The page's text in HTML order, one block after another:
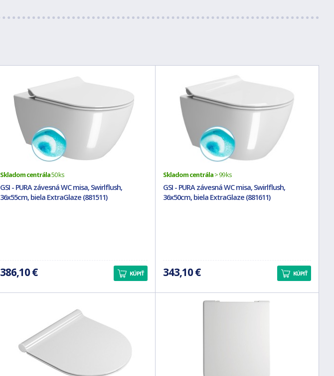
Skladom centrála50 ks
GSI - PURA závesná WC misa, Swirlflush,
36x55cm, biela ExtraGlaze (881511)
386,10 € KÚPIŤ
Skladom centrála> 99 ks
GSI - PURA závesná WC misa, Swirlflush,
36x50cm, biela ExtraGlaze (881611)
343,10 € KÚPIŤ